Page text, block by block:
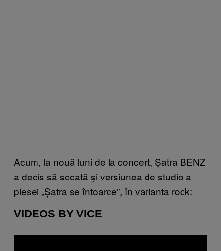
Acum, la nouă luni de la concert, Șatra BENZ
a decis să scoată și versiunea de studio a
piesei „Șatra se întoarce”, în varianta rock:
VIDEOS BY VICE